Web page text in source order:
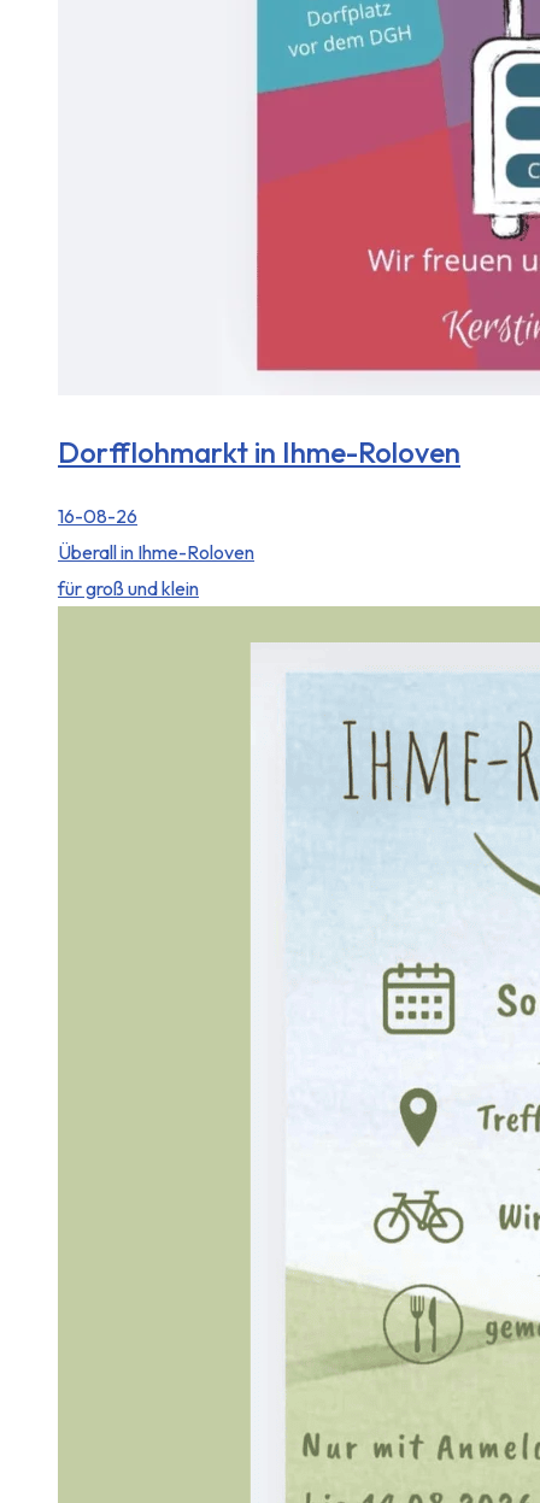
Dorfflohmarkt in Ihme-Roloven
16-08-26
Überall in Ihme-Roloven
für groß und klein